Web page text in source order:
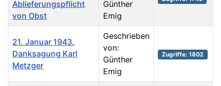
Ablieferungspflicht
von Obst
Günther
Emig
21. Januar 1943.
Danksagung Karl
Metzger
Geschrieben
von:
Günther
Emig
Zugriffe: 1802